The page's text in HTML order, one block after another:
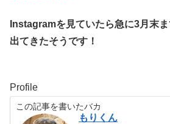
Instagramを見ていたら急に3月末
出てきたそうです！
Profile
この記事を書いたバカ
もりくん